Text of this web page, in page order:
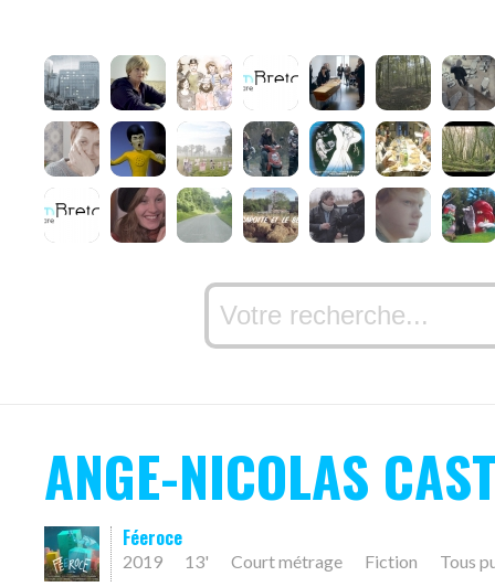
ANGE-NICOLAS
Féeroce
2019 13' Court métrage Fiction Tous